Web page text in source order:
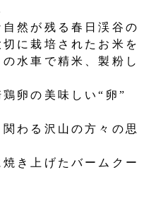
然が残る春日渓谷の
に栽培されたお米を
水車で精米、製粉し
卵の美味しい“卵”
わる沢山の方々の思
き上げたバームクー